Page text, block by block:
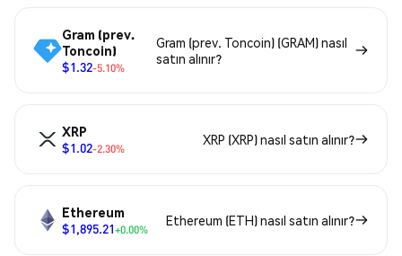
Gram (prev.
Toncoin)
$1.32-5.10%
Gram (prev. Toncoin) (GRAM) nasıl
satın alınır?
XRP
$1.02-2.30%
XRP (XRP) nasıl satın alınır?
Ethereum
$1,895.21+0.00%
Ethereum (ETH) nasıl satın alınır?